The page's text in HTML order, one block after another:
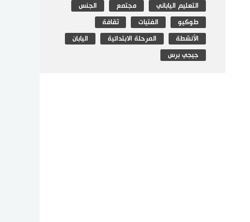
التعليم الياباني مجتمع الجنس
طوكيو الفتيات ثقافة
الأنشطة المرحلة الابتدائية اليابان
جيجي برس